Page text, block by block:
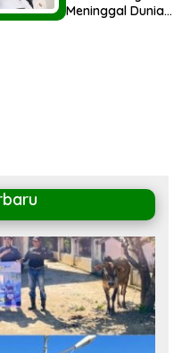
Meninggal Dunia,